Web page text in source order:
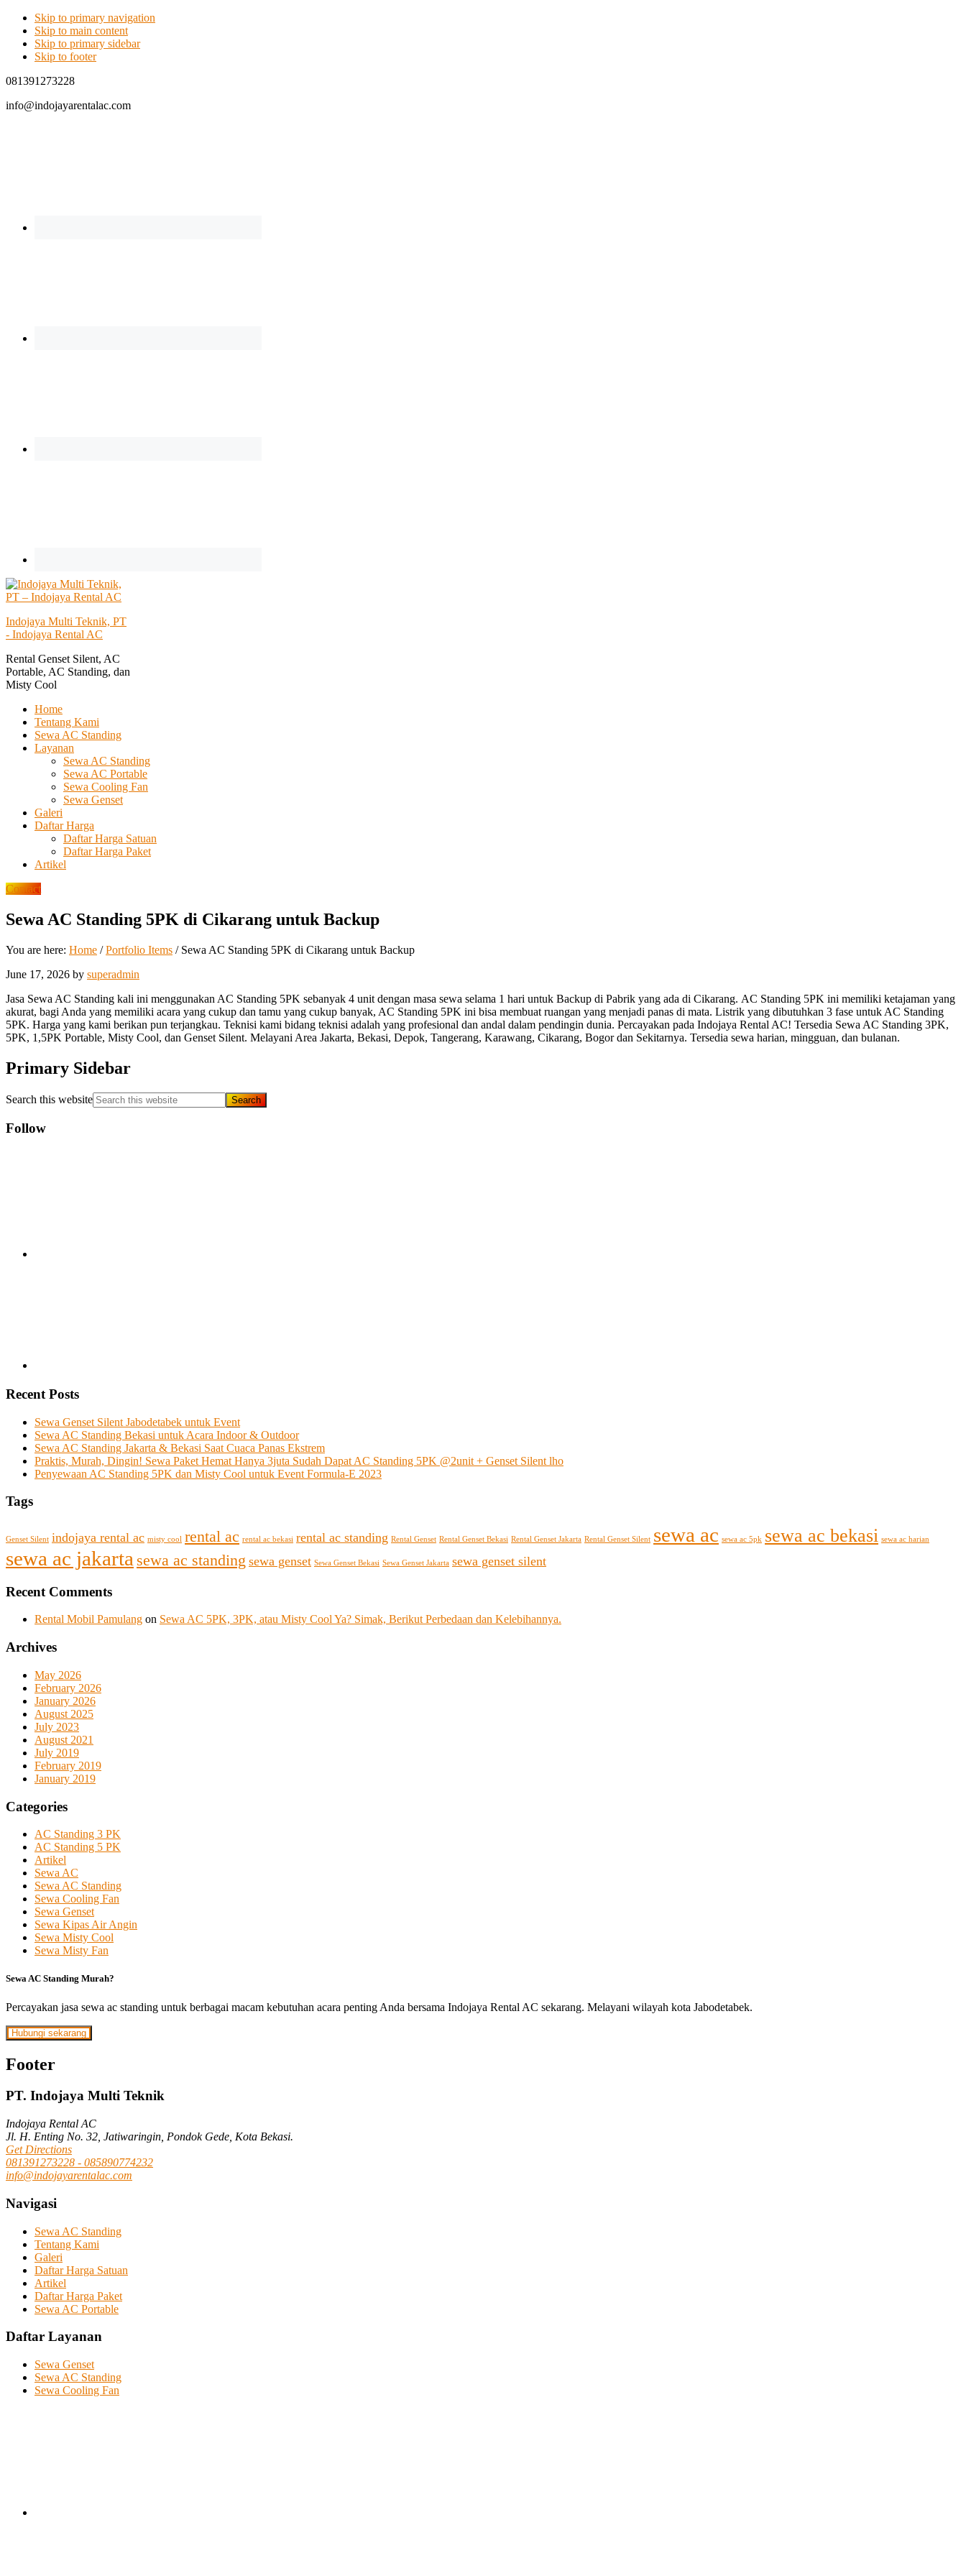
Skip to primary navigation
Skip to main content
Skip to primary sidebar
Skip to footer
081391273228
info@indojayarentalac.com
Indojaya Multi Teknik, PT
- Indojaya Rental AC
Rental Genset Silent, AC
Portable, AC Standing, dan
Misty Cool
Home
Tentang Kami
Sewa AC Standing
Layanan
Sewa AC Standing
Sewa AC Portable
Sewa Cooling Fan
Sewa Genset
Galeri
Daftar Harga
Daftar Harga Satuan
Daftar Harga Paket
Artikel
Contact
Sewa AC Standing 5PK di Cikarang untuk Backup
You are here: Home / Portfolio Items /Sewa AC Standing 5PK di Cikarang untuk Backup
June 17, 2026 by superadmin
Jasa Sewa AC Standing kali ini menggunakan AC Standing 5PK sebanyak 4 unit dengan masa sewa selama 1 hari untuk Backup di Pabrik yang ada di Cikarang. AC Standing 5PK ini memiliki ketajaman yang
akurat, bagi Anda yang memiliki acara yang cukup dan tamu yang cukup banyak, AC Standing 5PK ini bisa membuat ruangan yang menjadi panas di mata. Listrik yang dibutuhkan 3 fase untuk AC Standing
5PK. Harga yang kami berikan pun terjangkau. Teknisi kami bidang teknisi adalah yang profesional dan andal dalam pendingin dunia. Percayakan pada Indojaya Rental AC! Tersedia Sewa AC Standing 3PK,
5PK, 1,5PK Portable, Misty Cool, dan Genset Silent. Melayani Area Jakarta, Bekasi, Depok, Tangerang, Karawang, Cikarang, Bogor dan Sekitarnya. Tersedia sewa harian, mingguan, dan bulanan.
Primary Sidebar
Search this website
Follow
Recent Posts
Sewa Genset Silent Jabodetabek untuk Event
Sewa AC Standing Bekasi untuk Acara Indoor & Outdoor
Sewa AC Standing Jakarta & Bekasi Saat Cuaca Panas Ekstrem
Praktis, Murah, Dingin! Sewa Paket Hemat Hanya 3juta Sudah Dapat AC Standing 5PK @2unit + Genset Silent lho
Penyewaan AC Standing 5PK dan Misty Cool untuk Event Formula-E 2023
Tags
Genset Silent indojaya rental ac misty cool rental ac rental ac bekasi rental ac standing Rental Genset Rental Genset Bekasi Rental Genset Jakarta Rental Genset Silent sewa ac sewa ac 5pk sewa ac bekasi sewa ac harian
sewa ac jakarta sewa ac standing sewa genset Sewa Genset Bekasi Sewa Genset Jakarta sewa genset silent
Recent Comments
Rental Mobil Pamulang on Sewa AC 5PK, 3PK, atau Misty Cool Ya? Simak, Berikut Perbedaan dan Kelebihannya.
Archives
May 2026
February 2026
January 2026
August 2025
July 2023
August 2021
July 2019
February 2019
January 2019
Categories
AC Standing 3 PK
AC Standing 5 PK
Artikel
Sewa AC
Sewa AC Standing
Sewa Cooling Fan
Sewa Genset
Sewa Kipas Air Angin
Sewa Misty Cool
Sewa Misty Fan
Sewa AC Standing Murah?
Percayakan jasa sewa ac standing untuk berbagai macam kebutuhan acara penting Anda bersama Indojaya Rental AC sekarang. Melayani wilayah kota Jabodetabek.
Hubungi sekarang
Footer
PT. Indojaya Multi Teknik
Indojaya Rental AC
Jl. H. Enting No. 32, Jatiwaringin, Pondok Gede, Kota Bekasi.
Get Directions
081391273228 - 085890774232
info@indojayarentalac.com
Navigasi
Sewa AC Standing
Tentang Kami
Galeri
Daftar Harga Satuan
Artikel
Daftar Harga Paket
Sewa AC Portable
Daftar Layanan
Sewa Genset
Sewa AC Standing
Sewa Cooling Fan